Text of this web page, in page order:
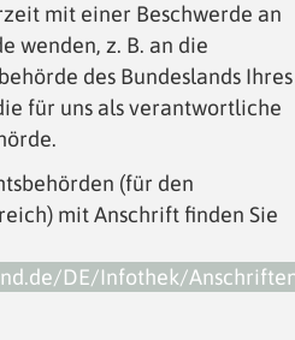
mit einer Beschwerde an
wenden, z. B. an die
des Bundeslands Ihres
für uns als verantwortliche
(für den
mit Anschrift finden Sie
DE/Infothek/